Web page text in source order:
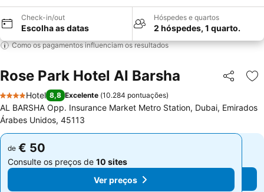
Check-in/out
Escolha as datas
Hóspedes e quartos
2 hóspedes, 1 quarto.
Como os pagamentos influenciam os resultados
Rose Park Hotel Al Barsha Partilhar
4 Estrelas
Hotel 8,8 Excelente (10.284 pontuações)
AL BARSHA Opp. Insurance Market Metro Station, Dubai, Emirados
Árabes Unidos, 45113
de € 50
Consulte os preços de 10 sites
Ver preços
de € 50
Consulte os preços de 10 sites
Ver preços